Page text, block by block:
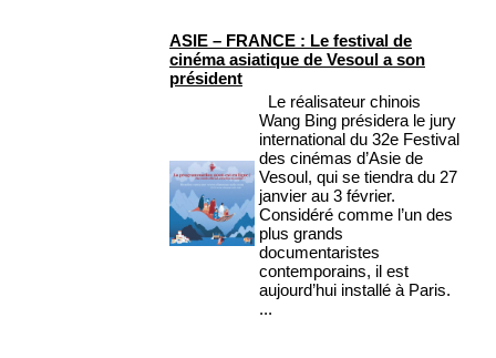
ASIE – FRANCE : Le festival de
cinéma asiatique de Vesoul a son
président
Le réalisateur chinois
Wang Bing présidera le jury
international du 32e Festival
des cinémas d’Asie de
Vesoul, qui se tiendra du 27
janvier au 3 février.
Considéré comme l’un des
plus grands
documentaristes
contemporains, il est
aujourd’hui installé à Paris.
...